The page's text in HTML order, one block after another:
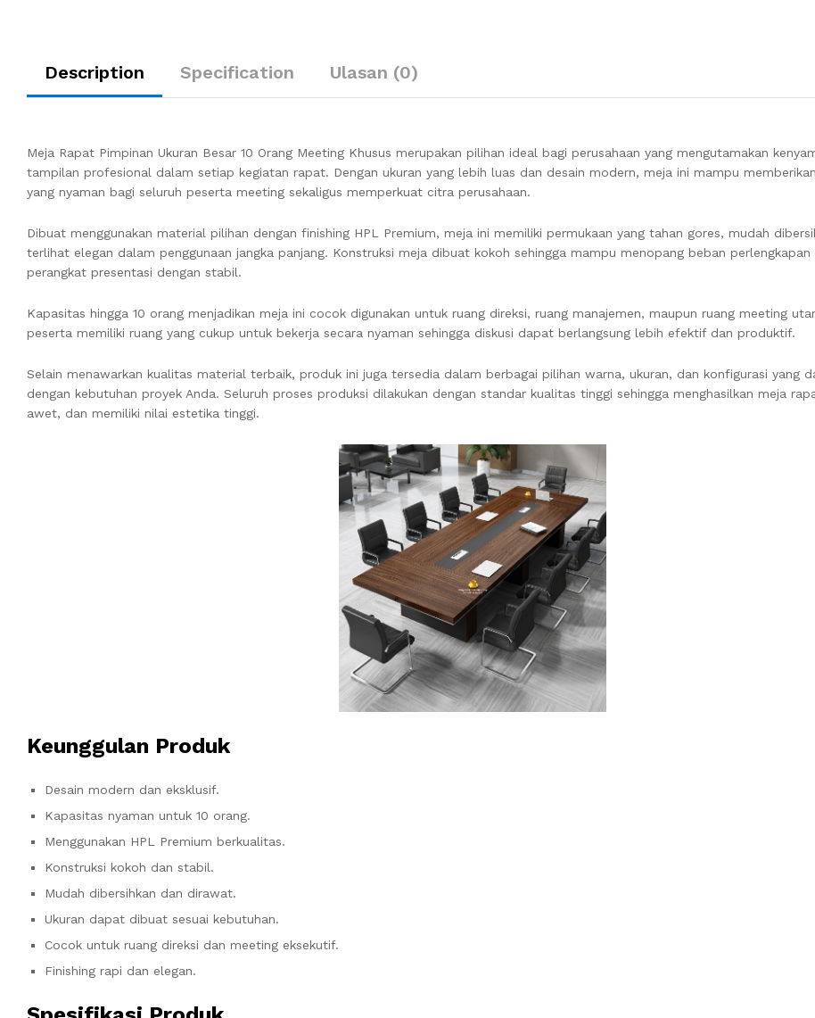
Description Specification Ulasan (0)
Meja Rapat Pimpinan Ukuran Besar 10 Orang Meeting Khusus merupakan pilihan ideal bagi perusahaan yang mengutamakan
tampilan profesional dalam setiap kegiatan rapat. Dengan ukuran yang lebih luas dan desain modern, meja ini mampu
yang nyaman bagi seluruh peserta meeting sekaligus memperkuat citra perusahaan.
Dibuat menggunakan material pilihan dengan finishing HPL Premium, meja ini memiliki permukaan yang tahan gores, mudah
terlihat elegan dalam penggunaan jangka panjang. Konstruksi meja dibuat kokoh sehingga mampu menopang beban perlengkapan
perangkat presentasi dengan stabil.
Kapasitas hingga 10 orang menjadikan meja ini cocok digunakan untuk ruang direksi, ruang manajemen, maupun ruang meeting
peserta memiliki ruang yang cukup untuk bekerja secara nyaman sehingga diskusi dapat berlangsung lebih efektif dan produktif.
Selain menawarkan kualitas material terbaik, produk ini juga tersedia dalam berbagai pilihan warna, ukuran, dan konfigurasi yang
dengan kebutuhan proyek Anda. Seluruh proses produksi dilakukan dengan standar kualitas tinggi sehingga menghasilkan meja
awet, dan memiliki nilai estetika tinggi.
Keunggulan Produk
Desain modern dan eksklusif.
Kapasitas nyaman untuk 10 orang.
Menggunakan HPL Premium berkualitas.
Konstruksi kokoh dan stabil.
Mudah dibersihkan dan dirawat.
Ukuran dapat dibuat sesuai kebutuhan.
Cocok untuk ruang direksi dan meeting eksekutif.
Finishing rapi dan elegan.